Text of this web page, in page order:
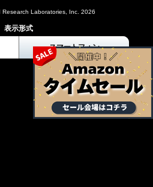
Research Laboratories, Inc. 2026
表示形式
スマートフォン